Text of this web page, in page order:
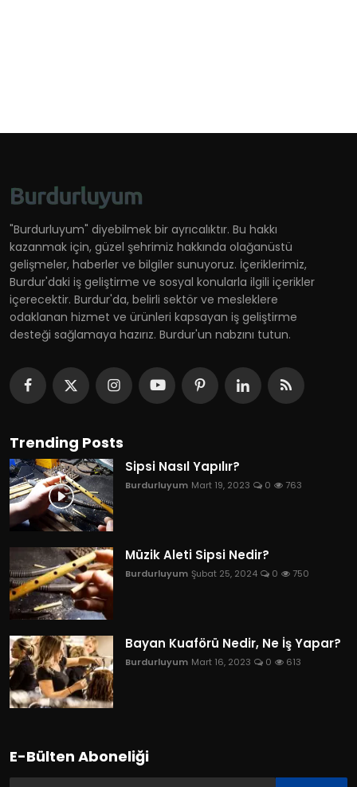
"Burdurluyum" diyebilmek bir ayrıcalıktır. Bu hakkı
kazanmak için, güzel şehrimiz hakkında olağanüstü
gelişmeler, haberler ve bilgiler sunuyoruz. İçeriklerimiz,
Burdur'daki iş geliştirme ve sosyal konularla ilgili içerikler
içerecektir. Burdur'da, belirli sektör ve mesleklere
odaklanan hizmet ve ürünleri kapsayan iş geliştirme
desteği sağlamaya hazırız. Burdur'un nabzını tutun.
Trending Posts
Sipsi Nasıl Yapılır?
Burdurluyum Mart 19, 2023 0 763
Müzik Aleti Sipsi Nedir?
Burdurluyum Şubat 25, 2024 0 750
Bayan Kuaförü Nedir, Ne İş Yapar?
Burdurluyum Mart 16, 2023 0 613
E-Bülten Aboneliği